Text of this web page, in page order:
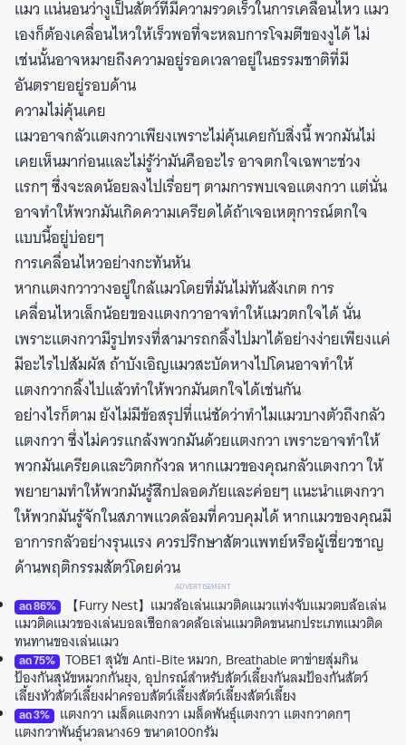
แมว แน่นอนว่างูเป็นสัตว์ที่มีความรวดเร็วในการเคลื่อนไหว แมว
เองก็ต้องเคลื่อนไหวให้เร็วพอที่จะหลบการโจมตีของงูได้ ไม่
เช่นนั้นอาจหมายถึงความอยู่รอดเวลาอยู่ในธรรมชาติที่มี
อันตรายอยู่รอบด้าน
ความไม่คุ้นเคย
แมวอาจกลัวแตงกวาเพียงเพราะไม่คุ้นเคยกับสิ่งนี้ พวกมันไม่
เคยเห็นมาก่อนและไม่รู้ว่ามันคืออะไร อาจตกใจเฉพาะช่วง
แรกๆ ซึ่งจะลดน้อยลงไปเรื่อยๆ ตามการพบเจอแตงกวา แต่นั่น
อาจทำให้พวกมันเกิดความเครียดได้ถ้าเจอเหตุการณ์ตกใจ
แบบนี้อยู่บ่อยๆ
การเคลื่อนไหวอย่างกะทันหัน
หากแตงกวาวางอยู่ใกล้แมวโดยที่มันไม่ทันสังเกต การ
เคลื่อนไหวเล็กน้อยของแตงกวาอาจทำให้แมวตกใจได้ นั่น
เพราะแตงกวามีรูปทรงที่สามารถกลิ้งไปมาได้อย่างง่ายเพียงแค่
มีอะไรไปสัมผัส ถ้าบังเอิญแมวสะบัดหางไปโดนอาจทำให้
แตงกวากลิ้งไปแล้วทำให้พวกมันตกใจได้เช่นกัน
อย่างไรก็ตาม ยังไม่มีข้อสรุปที่แน่ชัดว่าทำไมแมวบางตัวถึงกลัว
แตงกวา ซึ่งไม่ควรแกล้งพวกมันด้วยแตงกวา เพราะอาจทำให้
พวกมันเครียดและวิตกกังวล หากแมวของคุณกลัวแตงกวา ให้
พยายามทำให้พวกมันรู้สึกปลอดภัยและค่อยๆ แนะนำแตงกวา
ให้พวกมันรู้จักในสภาพแวดล้อมที่ควบคุมได้ หากแมวของคุณมี
อาการกลัวอย่างรุนแรง ควรปรึกษาสัตวแพทย์หรือผู้เชี่ยวชาญ
ด้านพฤติกรรมสัตว์โดยด่วน
ADVERTISEMENT
ลด86% 【Furry Nest】แมวล้อเล่นแมวติดแมวแท่งจับแมวตบล้อเล่น
แมวติดแมวของเล่นบอลเชือกลวดล้อเล่นแมวติดขนนกประเภทแมวติด
ทนทานของเล่นแมว
ลด75% TOBE1 สุนัข Anti-Bite หมวก, Breathable ตาข่ายสุ่มกิน
ป้องกันสุนัขหมวกกันยุง, อุปกรณ์สําหรับสัตว์เลี้ยงกันลมป้องกันสัตว์
เลี้ยงหัวสัตว์เลี้ยงฝาครอบสัตว์เลี้ยงสัตว์เลี้ยงสัตว์เลี้ยง
ลด3% แตงกวา เมล็ดแตงกวา เมล็ดพันธุ์แตงกวา แตงกวาดกๆ
แตงกวาพันธุ์นวลนาง69 ขนาด100กรัม